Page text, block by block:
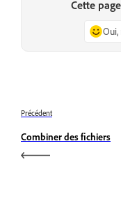
Cette
Oui,
Précédent
Combiner des fichiers